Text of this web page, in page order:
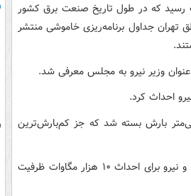
برق به ۶۶ هزار و ۸۸۷ مگاوات رسید که در طول تاریخ صنعت برق کشور
تهران جداول برنامه‌ریزی خاموشی منتشر
وزیر نیرو به مجلس معرفی شد.
احداث کرد.
سال آبی ۹۹-۱۴۰۰ با متوسط ۱۵۷ میلی‌متر بارش بسته شد که جز کم‌بارش‌ترین
وزارتخانه‌های صمت و نیرو برای احداث صمت و نیرو برای احداث ۱۰ هزار مگاوات ظرفیت